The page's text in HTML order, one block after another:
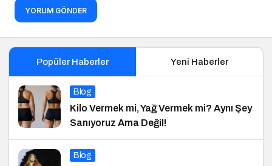
YORUM GÖNDER
Popüler Haberler Yeni Haberler
Blog
Kilo Vermek mi, Yağ Vermek mi? Aynı Şey
Sanıyoruz Ama Değil!
Blog